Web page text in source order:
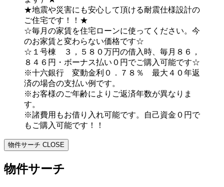
★地震や災害にも安心して頂ける耐震仕様設計の
ご住宅です！！★
☆毎月の家賃を住宅ローンに使ってください。今
のお家賃と変わらない価格です☆
☆１号棟 ３，５８０万円の借入時、毎月８６，
８４６円・ボーナス払い０円でご購入可能です☆
※十六銀行 変動金利０．７８％ 最大４０年返
済の場合の支払い例です。
※お客様のご年齢によりご返済年数が異なりま
す。
※諸費用もお借り入れ可能です。自己資金０円で
もご購入可能です！！
物件サーチ CLOSE
物件サーチ